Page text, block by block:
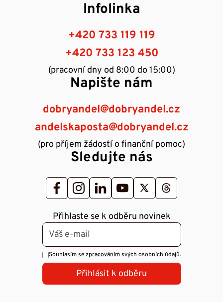
Infolinka
+420 733 119 119
+420 733 123 450
(pracovní dny od 8:00 do 15:00)
Napište nám
dobryandel@dobryandel.cz
andelskaposta@dobryandel.cz
(pro příjem žádostí o finanční pomoc)
Sledujte nás
Přihlaste se k odběru novinek
Souhlasím sezpracovánímsvých osobních údajů.
Přihlásit k odběru